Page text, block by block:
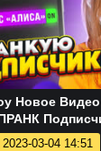
Новое Видео
Яндекс
2023-03-04 14:51